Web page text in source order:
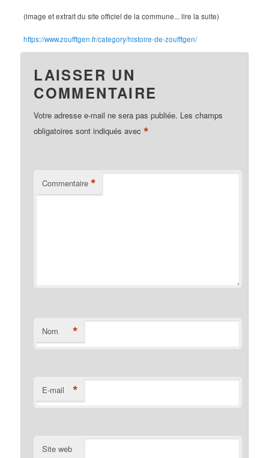
(image et extrait du site officiel de la commune... lire la suite)
https://www.zoufftgen.fr/category/histoire-de-zoufftgen/
LAISSER UN
COMMENTAIRE
Votre adresse e-mail ne sera pas publiée. Les champs
obligatoires sont indiqués avec*
Commentaire *
Nom *
E-mail *
Site web